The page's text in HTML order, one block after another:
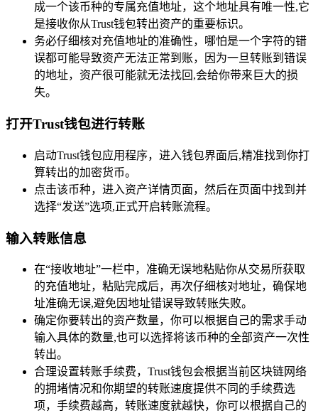
成一个该币种的专属充值地址，这个地址具有唯一性,它
是接收你从Trust钱包转出资产的重要标识。
务必仔细核对充值地址的准确性，哪怕是一个字符的错
误都可能导致资产无法正常到账，因为一旦转账到错误
的地址，资产很可能就无法找回,会给你带来巨大的损
失。
打开Trust钱包进行转账
启动Trust钱包应用程序，进入钱包界面后,精准找到你打
算转出的加密货币。
点击该币种，进入资产详情页面，然后在页面中找到并
选择“发送”选项,正式开启转账流程。
输入转账信息
在“接收地址”一栏中，准确无误地粘贴你从交易所获取
的充值地址，粘贴完成后，再次仔细核对地址，确保地
址准确无误,避免因地址错误导致转账失败。
确定你要转出的资产数量，你可以根据自己的需求手动
输入具体的数量,也可以选择将该币种的全部资产一次性
转出。
合理设置转账手续费，Trust钱包会根据当前区块链网络
的拥堵情况和你期望的转账速度提供不同的手续费选
项，手续费越高，转账速度就越快，你可以根据自己的